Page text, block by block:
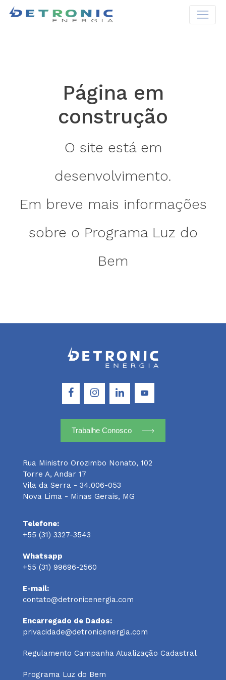
Página em
construção
O site está em
desenvolvimento.
Em breve mais informações
sobre o Programa Luz do
Bem
Trabalhe Conosco
Rua Ministro Orozimbo Nonato, 102
Torre A, Andar 17
Vila da Serra - 34.006-053
Nova Lima - Minas Gerais, MG
Telefone:
+55 (31) 3327-3543
Whatsapp
+55 (31) 99696-2560
E-mail:
contato@detronicenergia.com
Encarregado de Dados:
privacidade@detronicenergia.com
Regulamento Campanha Atualização Cadastral
Programa Luz do Bem